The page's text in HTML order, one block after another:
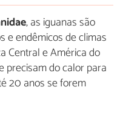
, as iguanas são
e endêmicos de climas
Central e América do
precisam do calor para
20 anos se forem